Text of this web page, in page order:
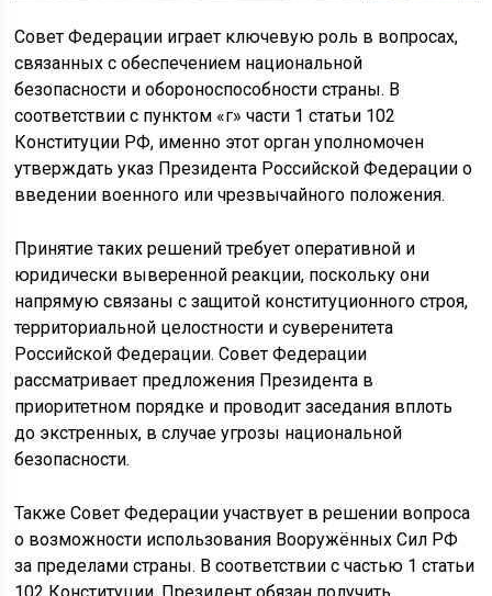
Совет Федерации играет ключевую роль в вопросах,
связанных с обеспечением национальной
безопасности и обороноспособности страны. В
соответствии с пунктом «г» части 1 статьи 102
Конституции РФ, именно этот орган уполномочен
утверждать указ Президента Российской Федерации о
введении военного или чрезвычайного положения.
Принятие таких решений требует оперативной и
юридически выверенной реакции, поскольку они
напрямую связаны с защитой конституционного строя,
территориальной целостности и суверенитета
Российской Федерации. Совет Федерации
рассматривает предложения Президента в
приоритетном порядке и проводит заседания вплоть
до экстренных, в случае угрозы национальной
безопасности.
Также Совет Федерации участвует в решении вопроса
о возможности использования Вооружённых Сил РФ
за пределами страны. В соответствии с частью 1 статьи
102 Конституции, Президент обязан получить